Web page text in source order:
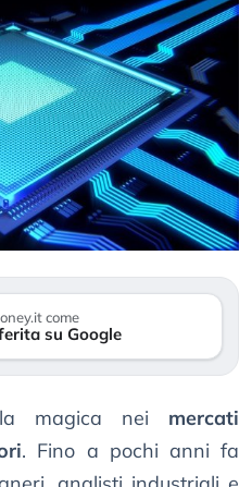
come
su Google
magica nei mercati
. Fino a pochi anni fa